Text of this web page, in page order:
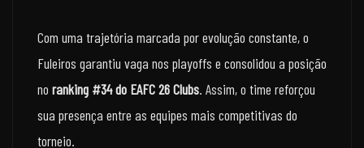
Com uma trajetória marcada por evolução constante, o
Fuleiros garantiu vaga nos playoffs e consolidou a posição
no ranking #34 do EAFC 26 Clubs. Assim, o time reforçou
sua presença entre as equipes mais competitivas do
torneio.